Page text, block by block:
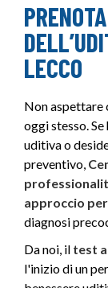
LECCO
Non aspettare
oggi stesso.
uditiva o
preventivo,
approccio
diagnosi
Da noi, il test
l'inizio di un